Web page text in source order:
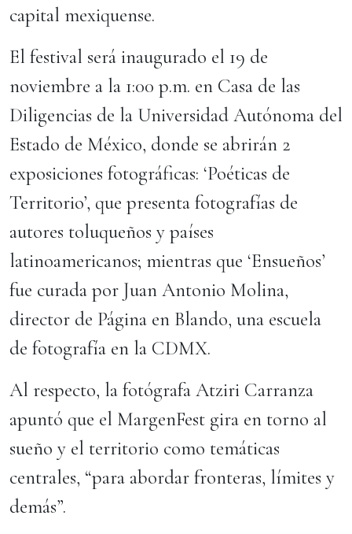
capital mexiquense.
El festival será inaugurado el 19 de
noviembre a la 1:00 p.m. en Casa de las
Diligencias de la Universidad Autónoma del
Estado de México, donde se abrirán 2
exposiciones fotográficas: ‘Poéticas de
Territorio’, que presenta fotografías de
autores toluqueños y países
latinoamericanos; mientras que ‘Ensueños’
fue curada por Juan Antonio Molina,
director de Página en Blando, una escuela
de fotografía en la CDMX.
Al respecto, la fotógrafa Atziri Carranza
apuntó que el MargenFest gira en torno al
sueño y el territorio como temáticas
centrales, “para abordar fronteras, límites y
demás”.